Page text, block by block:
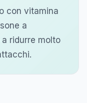
con vitamina
a
ridurre molto